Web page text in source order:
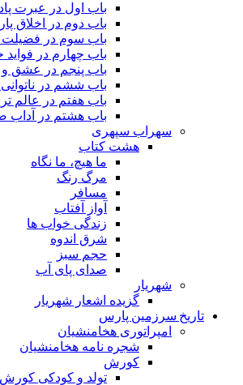
باب اول در عبرت
باب دوم در اخلاق
باب سوم در
باب چهارم در
باب پنجم در عشق و
باب ششم در
باب هفتم در عالم
باب هشتم در
سهراب سپهری
هشت کتاب
ما هیچ، ما نگاه
مرگ رنگ
مسافر
آواز آفتاب
زندگی خواب ها
شرق اندوه
حجم سبز
صدای پای آب
شهریار
گزیده اشعار شهریار
تاریخ سرزمین پارس
امپراتوری هخامنشیان
شجره نامه هخامنشیان
کورش
تولد و کودکی